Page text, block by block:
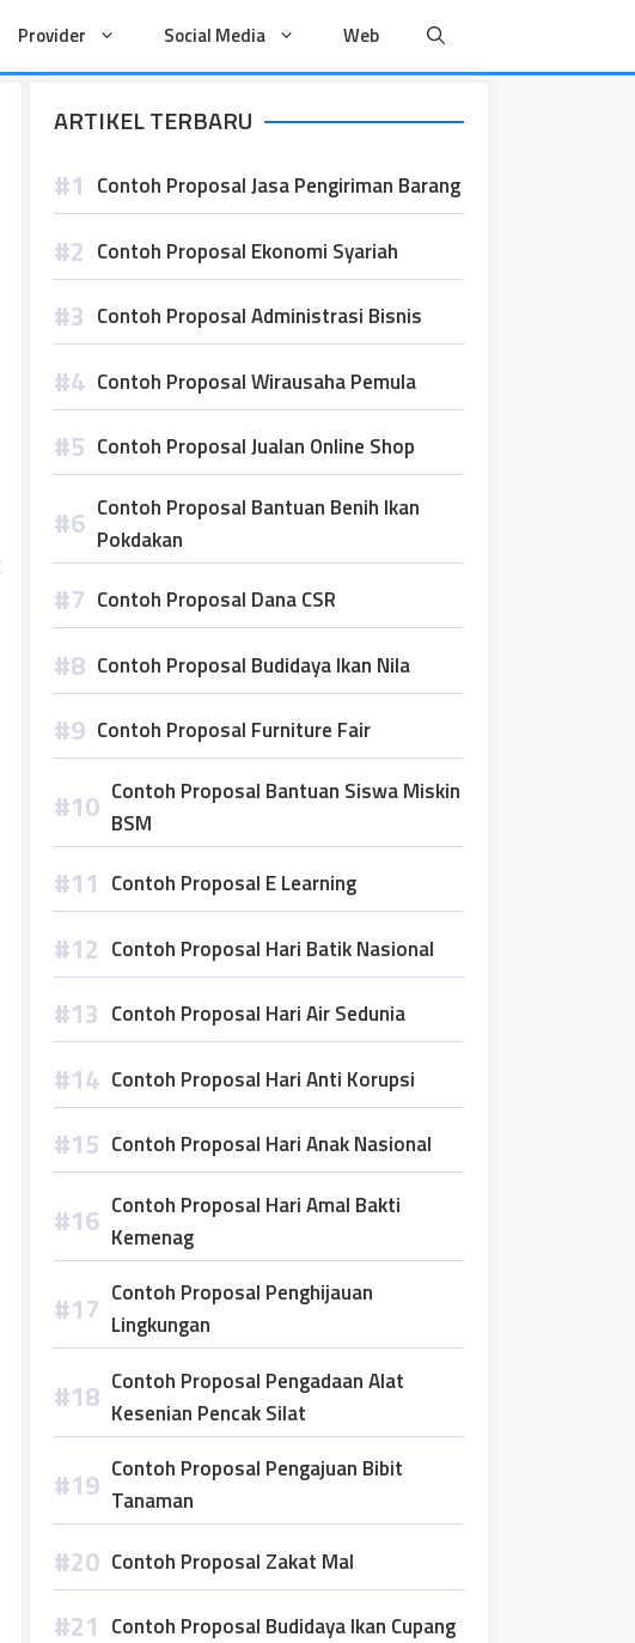
Provider Social Media Web
ARTIKEL TERBARU
Contoh Proposal Jasa Pengiriman Barang
Contoh Proposal Ekonomi Syariah
Contoh Proposal Administrasi Bisnis
Contoh Proposal Wirausaha Pemula
Contoh Proposal Jualan Online Shop
Contoh Proposal Bantuan Benih Ikan
Pokdakan
Contoh Proposal Dana CSR
Contoh Proposal Budidaya Ikan Nila
Contoh Proposal Furniture Fair
Contoh Proposal Bantuan Siswa Miskin
BSM
Contoh Proposal E Learning
Contoh Proposal Hari Batik Nasional
Contoh Proposal Hari Air Sedunia
Contoh Proposal Hari Anti Korupsi
Contoh Proposal Hari Anak Nasional
Contoh Proposal Hari Amal Bakti
Kemenag
Contoh Proposal Penghijauan
Lingkungan
Contoh Proposal Pengadaan Alat
Kesenian Pencak Silat
Contoh Proposal Pengajuan Bibit
Tanaman
Contoh Proposal Zakat Mal
Contoh Proposal Budidaya Ikan Cupang